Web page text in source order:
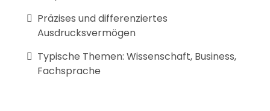
Präzises und differenziertes
Ausdrucksvermögen
Typische Themen: Wissenschaft, Business,
Fachsprache